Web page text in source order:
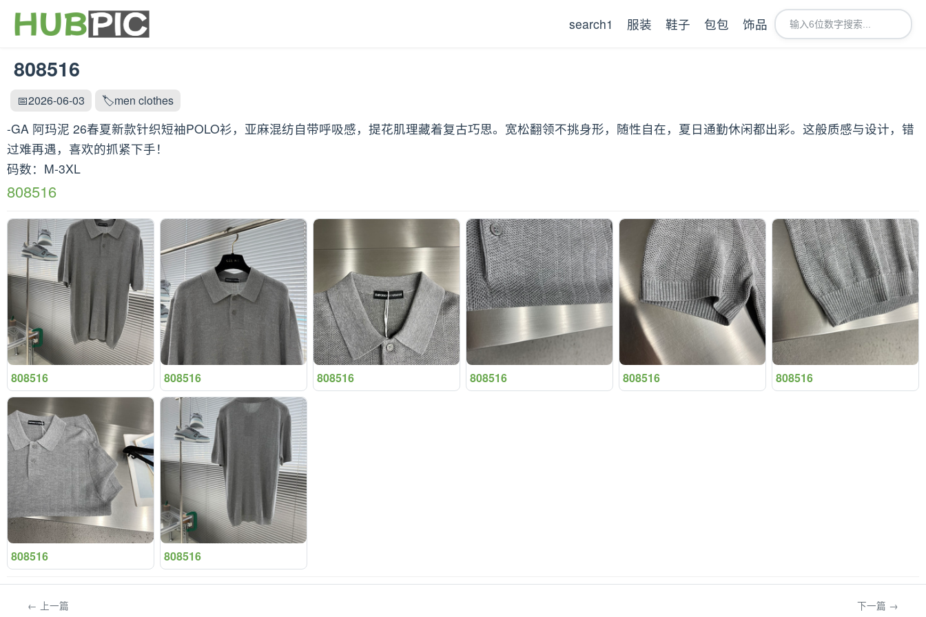
search1 服装 鞋子 包包 饰品
808516
📅2026-06-03 🏷️men clothes
-GA 阿玛泥 26春夏新款针织短袖POLO衫，亚麻混纺自带呼吸感，提花肌理藏着复古巧思。宽松翻领不挑身形，随性自在，夏日通勤休闲都出彩。这般质感与设计，错
过难再遇，喜欢的抓紧下手！
码数：M-3XL
808516
808516 808516 808516 808516 808516 808516
808516 808516
← 上一篇 下一篇 →